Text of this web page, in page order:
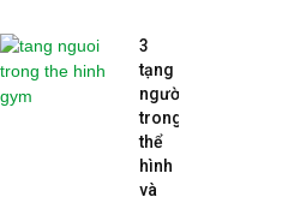
3
tạng
người
trong
thể
hình
và